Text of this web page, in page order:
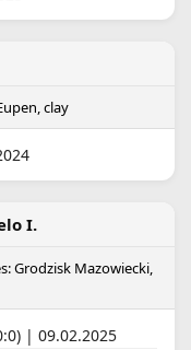
clay
I.
Grodzisk Mazowiecki,
| 09.02.2025